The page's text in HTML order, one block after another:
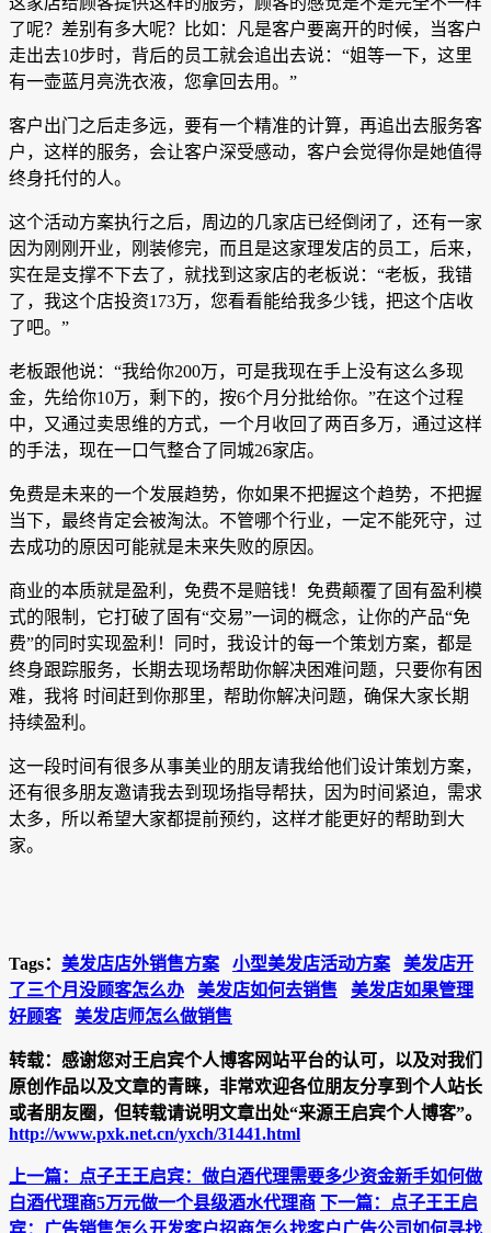
了呢？差别有多大呢？比如：凡是客户要离开的时候，当客户
走出去10步时，背后的员工就会追出去说：“姐等一下，这里
有一壶蓝月亮洗衣液，您拿回去用。”
客户出门之后走多远，要有一个精准的计算，再追出去服务客
户，这样的服务，会让客户深受感动，客户会觉得你是她值得
终身托付的人。
这个活动方案执行之后，周边的几家店已经倒闭了，还有一家
因为刚刚开业，刚装修完，而且是这家理发店的员工，后来，
实在是支撑不下去了，就找到这家店的老板说：“老板，我错
了，我这个店投资173万，您看看能给我多少钱，把这个店收
了吧。”
老板跟他说：“我给你200万，可是我现在手上没有这么多现
金，先给你10万，剩下的，按6个月分批给你。”在这个过程
中，又通过卖思维的方式，一个月收回了两百多万，通过这样
的手法，现在一口气整合了同城26家店。
免费是未来的一个发展趋势，你如果不把握这个趋势，不把握
当下，最终肯定会被淘汰。不管哪个行业，一定不能死守，过
去成功的原因可能就是未来失败的原因。
商业的本质就是盈利，免费不是赔钱！免费颠覆了固有盈利模
式的限制，它打破了固有“交易”一词的概念，让你的产品“免
费”的同时实现盈利！同时，我设计的每一个策划方案，都是
终身跟踪服务，长期去现场帮助你解决困难问题，只要你有困
难，我将 时间赶到你那里，帮助你解决问题，确保大家长期
持续盈利。
这一段时间有很多从事美业的朋友请我给他们设计策划方案，
还有很多朋友邀请我去到现场指导帮扶，因为时间紧迫，需求
太多，所以希望大家都提前预约，这样才能更好的帮助到大
家。
Tags： 美发店店外销售方案 小型美发店活动方案
美发店开
了三个月没顾客怎么办
美发店如何去销售
美发店如果管理
好顾客
美发店师怎么做销售
转载： 感谢您对王启宾个人博客网站平台的认可，以及对我们
原创作品以及文章的青睐，非常欢迎各位朋友分享到个人站长
或者朋友圈，但转载请说明文章出处“来源王启宾个人博客”。
http://www.pxk.net.cn/yxch/31441.html
上一篇：点子王王启宾：做白酒代理需要多少资金新手如何做
白酒代理商5万元做一个县级酒水代理商 下一篇：点子王王启
宾：广告销售怎么开发客户招商怎么找客户广告公司如何寻找